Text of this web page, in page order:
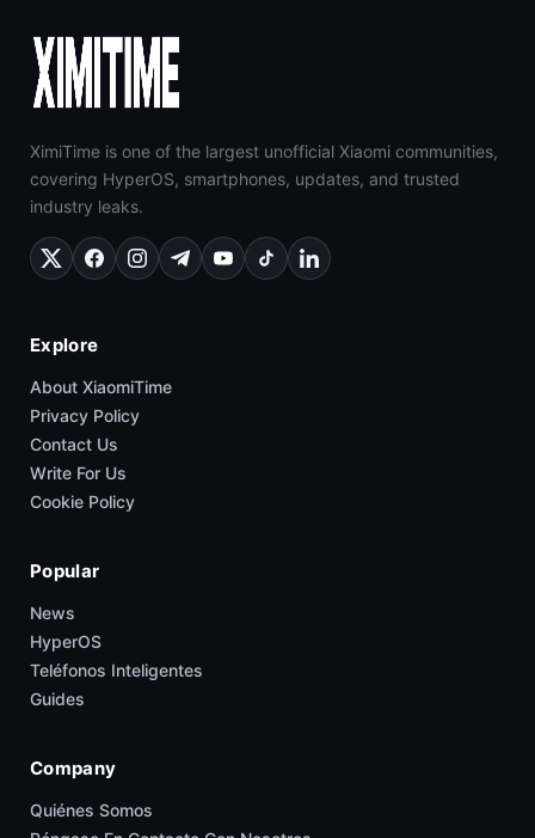
XimiTime is one of the largest unofficial Xiaomi communities,
covering HyperOS, smartphones, updates, and trusted
industry leaks.
Explore
About XiaomiTime
Privacy Policy
Contact Us
Write For Us
Cookie Policy
Popular
News
HyperOS
Teléfonos Inteligentes
Guides
Company
Quiénes Somos